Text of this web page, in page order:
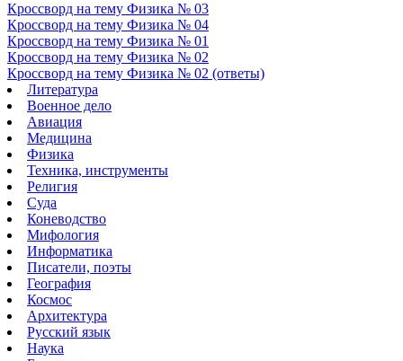
Кроссворд на тему Физика № 03
Кроссворд на тему Физика № 04
Кроссворд на тему Физика № 01
Кроссворд на тему Физика № 02
Кроссворд на тему Физика № 02 (ответы)
Литература
Военное дело
Авиация
Медицина
Физика
Техника, инструменты
Религия
Суда
Коневодство
Мифология
Информатика
Писатели, поэты
География
Космос
Архитектура
Русский язык
Наука